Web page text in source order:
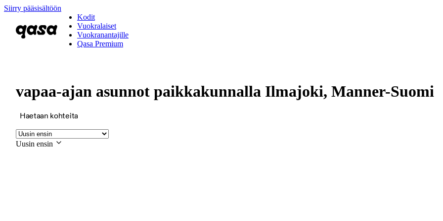
Siirry pääsisältöön
Kodit
Vuokralaiset
Vuokranantajille
Qasa Premium
vapaa-ajan asunnot paikkakunnalla Ilmajoki, Manner-Suomi
Haetaan kohteita
Uusin ensin